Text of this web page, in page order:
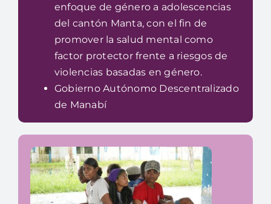
enfoque de género a adolescencias
del cantón Manta, con el fin de
promover la salud mental como
factor protector frente a riesgos de
violencias basadas en género.
Gobierno Autónomo Descentralizado
de Manabí